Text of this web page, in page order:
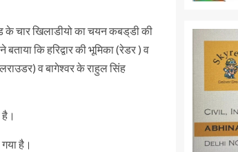
के चार खिलाडीयो का चयन कबड्‌डी की
कि हरिद्वार की भूमिका (रेडर ) व
व बागेश्वर के राहुल सिंह
है।